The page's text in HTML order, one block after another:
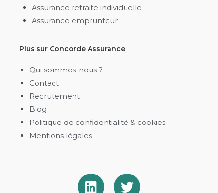
Assurance retraite individuelle
Assurance emprunteur
Plus sur Concorde Assurance
Qui sommes-nous ?
Contact
Recrutement
Blog
Politique de confidentialité & cookies​
Mentions légales